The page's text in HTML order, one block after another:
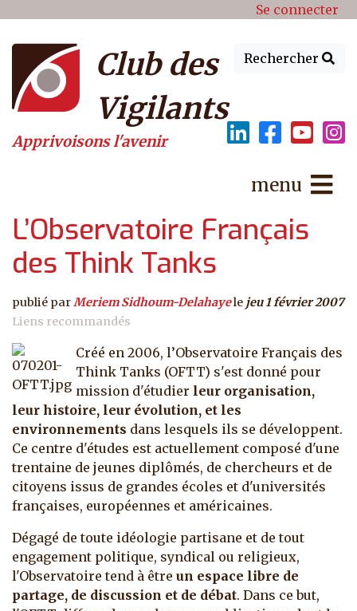
Menu du compte de Se connecter
Rechercher
Club des
Vigilants
Apprivoisons l'avenir
menu
L’Observatoire Français
des Think Tanks
publié parMeriem Sidhoum-Delahayele jeu 1 février 2007
Liens recommandés
Créé en 2006, l’Observatoire Français des
Think Tanks (OFTT) s'est donné pour
mission d'étudier leur organisation,
leur histoire, leur évolution, et les
environnements dans lesquels ils se développent.
Ce centre d'études est actuellement composé d'une
trentaine de jeunes diplômés, de chercheurs et de
citoyens issus de grandes écoles et d'universités
françaises, européennes et américaines.
Dégagé de toute idéologie partisane et de tout
engagement politique, syndical ou religieux,
l'Observatoire tend à être un espace libre de
partage, de discussion et de débat. Dans ce but,